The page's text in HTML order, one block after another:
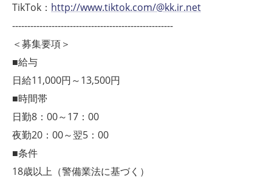
TikTok： http://www.tiktok.com/@kk.ir.net
-----------------------------------------------------
＜募集要項＞
■給与
日給11,000円～13,500円
■時間帯
日勤8：00～17：00
夜勤20：00～翌5：00
■条件
18歳以上（警備業法に基づく）